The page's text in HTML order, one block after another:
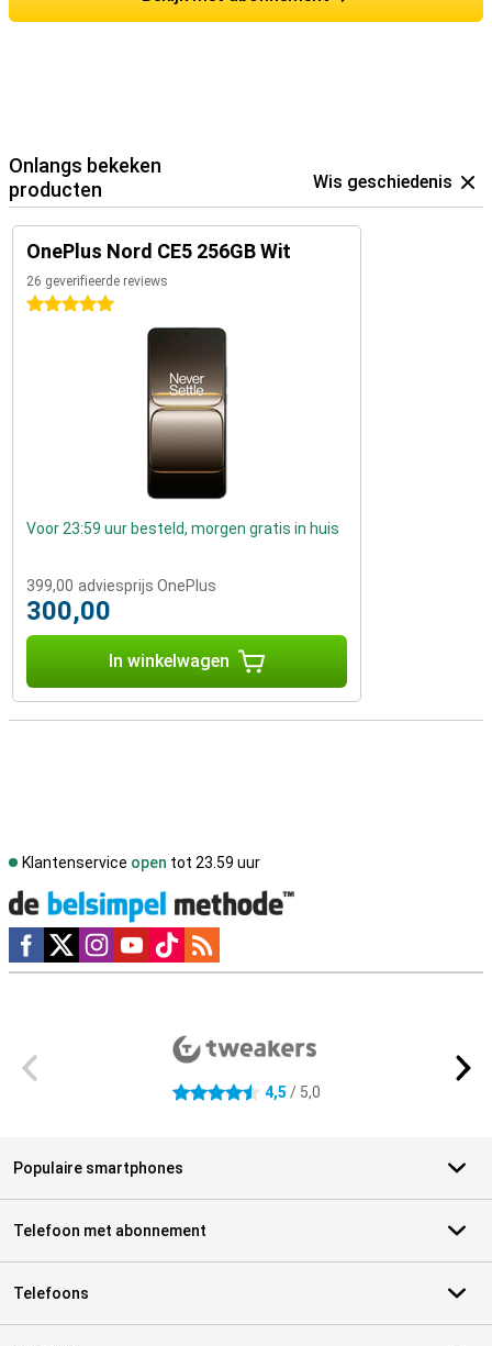
Onlangs bekeken
producten
Wis geschiedenis
OnePlus Nord CE5 256GB Wit
26 geverifieerde reviews
5 sterren
Voor 23:59 uur besteld, morgen gratis in huis
399,00 adviesprijs OnePlus
300,00
In winkelwagen
Klantenservice open tot 23.59 uur
Social media
4.5 sterren 4,5 / 5,0
Populaire smartphones
Telefoon met abonnement
Telefoons